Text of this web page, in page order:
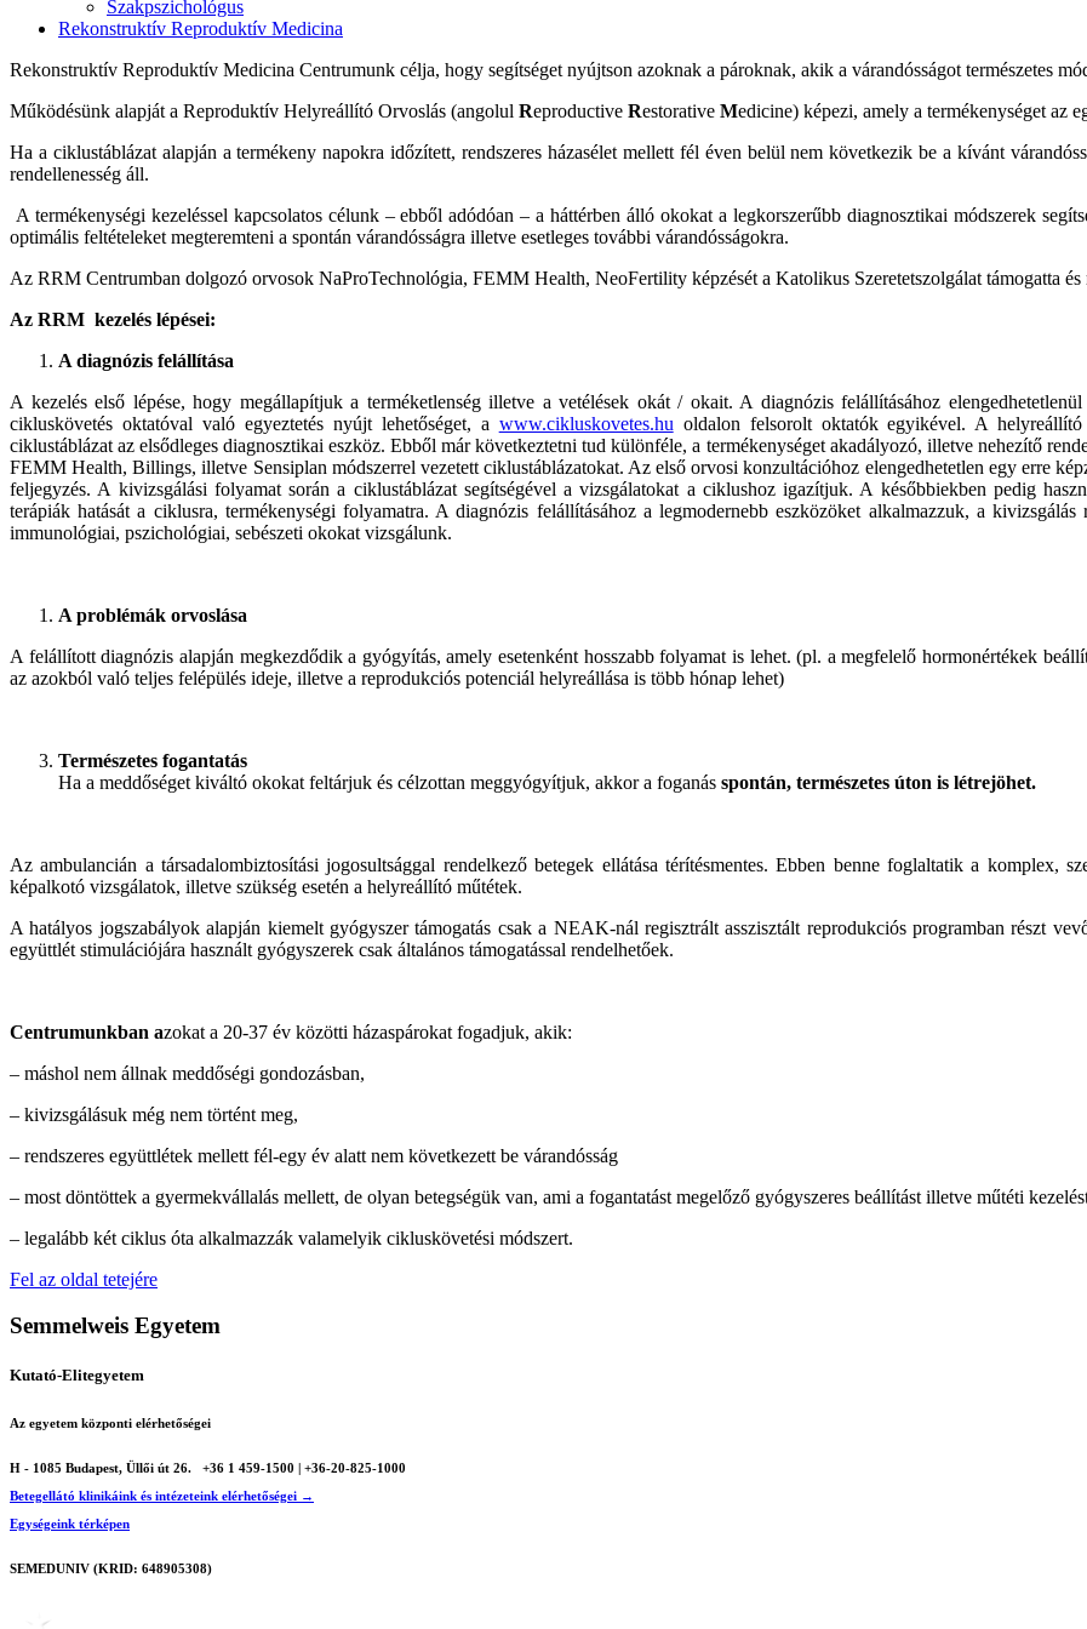
Szakpszichológus
Rekonstruktív Reproduktív Medicina
Rekonstruktív Reproduktív Medicina Centrumunk célja, hogy segítséget nyújtson azoknak a pároknak, akik a várandósságot természetes
Működésünk alapját a Reproduktív Helyreállító Orvoslás (angolul Reproductive Restorative Medicine) képezi, amely a termékenységet az
Ha a ciklustáblázat alapján a termékeny napokra időzített, rendszeres házasélet mellett fél éven belül nem következik be a kívánt
rendellenesség áll.
A termékenységi kezeléssel kapcsolatos célunk – ebből adódóan – a háttérben álló okokat a legkorszerűbb diagnosztikai módszerek
optimális feltételeket megteremteni a spontán várandósságra illetve esetleges további várandósságokra.
Az RRM Centrumban dolgozó orvosok NaProTechnológia, FEMM Health, NeoFertility képzését a Katolikus Szeretetszolgálat támogatta és
Az RRM kezelés lépései:
A diagnózis felállítása
A kezelés első lépése, hogy megállapítjuk a terméketlenség illetve a vetélések okát / okait. A diagnózis felállításához
cikluskövetés oktatóval való egyeztetés nyújt lehetőséget, a www.cikluskovetes.hu oldalon felsorolt oktatók egyikével. A helyreállító
ciklustáblázat az elsődleges diagnosztikai eszköz. Ebből már következtetni tud különféle, a termékenységet akadályozó, illetve nehezítő
FEMM Health, Billings, illetve Sensiplan módszerrel vezetett ciklustáblázatokat. Az első orvosi konzultációhoz elengedhetetlen egy erre
feljegyzés. A kivizsgálási folyamat során a ciklustáblázat segítségével a vizsgálatokat a ciklushoz igazítjuk. A későbbiekben pedig
terápiák hatását a ciklusra, termékenységi folyamatra. A diagnózis felállításához a legmodernebb eszközöket alkalmazzuk, a
immunológiai, pszichológiai, sebészeti okokat vizsgálunk.
A problémák orvoslása
A felállított diagnózis alapján megkezdődik a gyógyítás, amely esetenként hosszabb folyamat is lehet. (pl. a megfelelő hormonértékek
az azokból való teljes felépülés ideje, illetve a reprodukciós potenciál helyreállása is több hónap lehet)
Természetes fogantatás
Ha a meddőséget kiváltó okokat feltárjuk és célzottan meggyógyítjuk, akkor a foganás spontán, természetes úton is létrejöhet.
Az ambulancián a társadalombiztosítási jogosultsággal rendelkező betegek ellátása térítésmentes. Ebben benne foglaltatik a komplex,
képalkotó vizsgálatok, illetve szükség esetén a helyreállító műtétek.
A hatályos jogszabályok alapján kiemelt gyógyszer támogatás csak a NEAK-nál regisztrált asszisztált reprodukciós programban részt
együttlét stimulációjára használt gyógyszerek csak általános támogatással rendelhetőek.
Centrumunkban azokat a 20-37 év közötti házaspárokat fogadjuk, akik:
– máshol nem állnak meddőségi gondozásban,
– kivizsgálásuk még nem történt meg,
– rendszeres együttlétek mellett fél-egy év alatt nem következett be várandósság
– most döntöttek a gyermekvállalás mellett, de olyan betegségük van, ami a fogantatást megelőző gyógyszeres beállítást illetve műtéti
– legalább két ciklus óta alkalmazzák valamelyik cikluskövetési módszert.
Fel az oldal tetejére
Semmelweis Egyetem
Kutató-Elitegyetem
Az egyetem központi elérhetőségei
H - 1085 Budapest, Üllői út 26.
+36 1 459-1500 | +36-20-825-1000
Betegellátó klinikáink és intézeteink elérhetőségei →
Egységeink térképen
SEMEDUNIV (KRID: 648905308)